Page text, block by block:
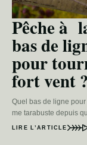
Pêche à
bas de
pour
fort vent ?
Quel bas de ligne
me tarabuste depuis
LIRE L’ARTICLE